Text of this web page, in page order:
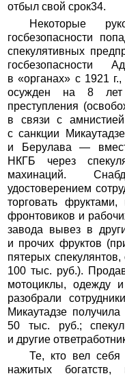
отбыл свой срок34.
Некоторые
госбезопасности
спекулятивных
госбезопасности
в «органах» с 1921
осужден на 8 лет
преступления
в связи с
с санкции
и Берулава —
НКГБ через
махинаций.
удостоверением
торговать
фронтовиков и
завода вывез в
и прочих фруктов
пятерых
100 тыс. руб.).
мотоциклы, одежду
разобрали
Микаутадзе
50 тыс. руб.;
и другие
Те, кто вел себя
нажитых богатств,